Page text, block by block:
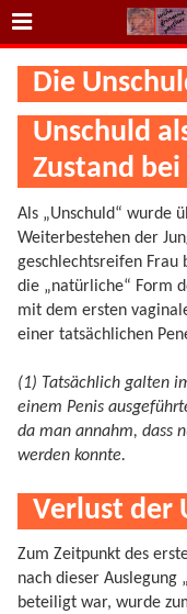
Die
Unschuld
Zustand
Als „Unschuld“ wurde
Weiterbestehen der
geschlechtsreifen Frau
die „natürliche“ Form
mit dem ersten
einer tatsächlichen
(1) Tatsächlich galten
einem Penis
da man annahm, dass
werden konnte.
Verlust der
Zum Zeitpunkt des
nach dieser Auslegung
beteiligt war, wurde